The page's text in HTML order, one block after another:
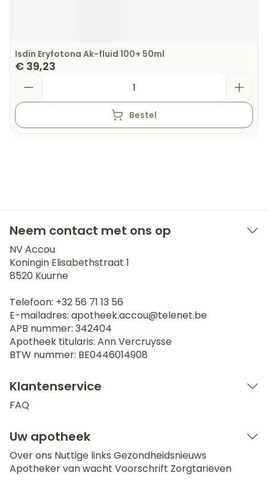
Isdin Eryfotona Ak-fluid 100+ 50ml
€ 39,23
Bestel
Neem contact met ons op
NV Accou
Koningin Elisabethstraat 1
8520 Kuurne
Telefoon: +32 56 71 13 56
E-mailadres: apotheek.accou@telenet.be
APB nummer: 342404
Apotheek titularis: Ann Vercruysse
BTW nummer: BE0446014908
Klantenservice
FAQ
Uw apotheek
Over ons Nuttige links Gezondheidsnieuws
Apotheker van wacht Voorschrift Zorgtarieven